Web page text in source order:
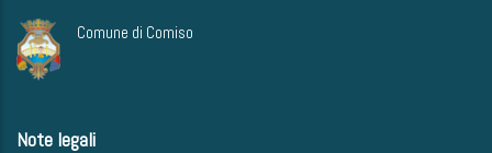
Comune di Comiso
Note legali